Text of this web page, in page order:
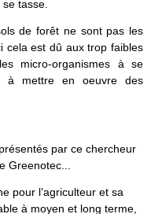
tasse.
de forêt ne sont pas les
cela est dû aux trop faibles
micro-organismes à se
à mettre en oeuvre des
par ce chercheur
Greenotec...
pour l’agriculteur et sa
à moyen et long terme,